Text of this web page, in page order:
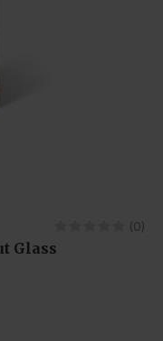
(0)
Glass